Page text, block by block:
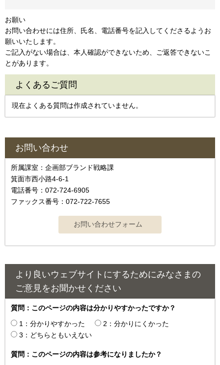
お願い
お問い合わせには住所、氏名、電話番号を記入してくださるようお
願いいたします。
ご記入がない場合は、本人確認ができないため、ご返答できないこ
とがあります。
よくあるご質問
現在よくある質問は作成されていません。
お問い合わせ
所属課室：企画部ブランド戦略課
箕面市西小路4-6-1
電話番号：072-724-6905
ファックス番号：072-722-7655
より良いウェブサイトにするためにみなさまの
ご意見をお聞かせください
質問：このページの内容は分かりやすかったですか？
1：分かりやすかった
2：分かりにくかった
3：どちらともいえない
質問：このページの内容は参考になりましたか？